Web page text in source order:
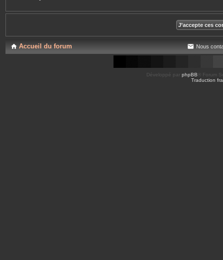
Accueil du forum Nous
Développé par phpBB ® Forum
Traduction